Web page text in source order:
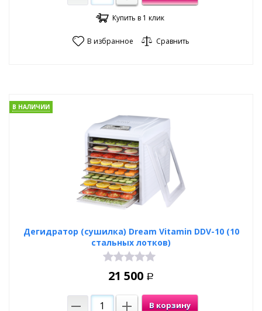
Купить в 1 клик
В избранное Сравнить
Дегидратор (сушилка) Dream Vitamin DDV-10 (10
стальных лотков)
В НАЛИЧИИ
21 500 Р
В корзину